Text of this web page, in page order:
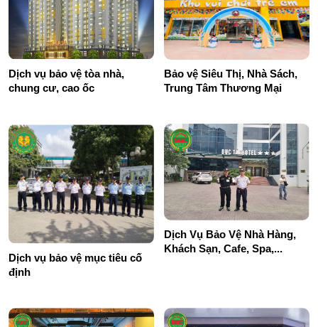
Dịch vụ bảo vệ tòa nhà,
chung cư, cao ốc
Bảo vệ Siêu Thị, Nhà Sách,
Trung Tâm Thương Mại
Dịch vụ bảo vệ mục tiêu cố
định
Dịch Vụ Bảo Vệ Nhà Hàng,
Khách Sạn, Cafe, Spa,...